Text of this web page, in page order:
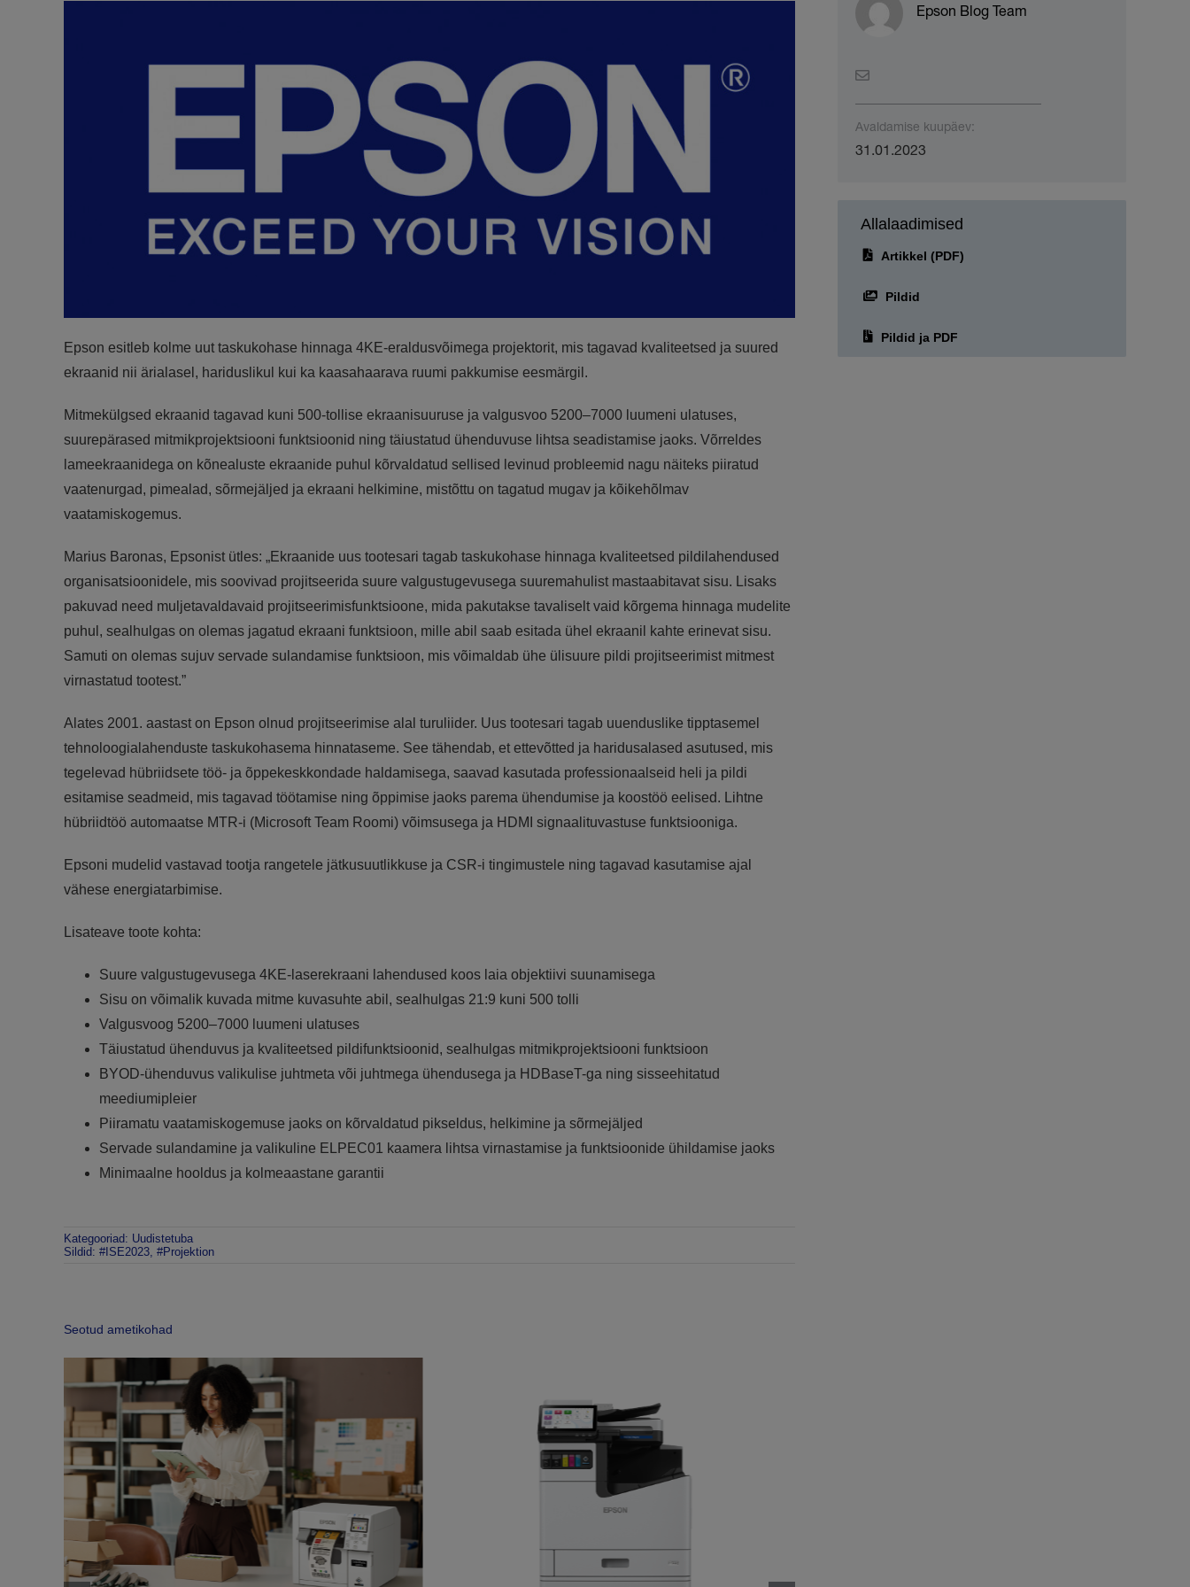
Epson esitleb kolme uut taskukohase hinnaga 4KE-eraldusvõimega projektorit, mis tagavad kvaliteetsed ja suured
ekraanid nii ärialasel, hariduslikul kui ka kaasahaarava ruumi pakkumise eesmärgil.
Mitmekülgsed ekraanid tagavad kuni 500-tollise ekraanisuuruse ja valgusvoo 5200–7000 luumeni ulatuses,
suurepärased mitmikprojektsiooni funktsioonid ning täiustatud ühenduvuse lihtsa seadistamise jaoks. Võrreldes
lameekraanidega on kõnealuste ekraanide puhul kõrvaldatud sellised levinud probleemid nagu näiteks piiratud
vaatenurgad, pimealad, sõrmejäljed ja ekraani helkimine, mistõttu on tagatud mugav ja kõikehõlmav
vaatamiskogemus.
Marius Baronas, Epsonist ütles: „Ekraanide uus tootesari tagab taskukohase hinnaga kvaliteetsed pildilahendused
organisatsioonidele, mis soovivad projitseerida suure valgustugevusega suuremahulist mastaabitavat sisu. Lisaks
pakuvad need muljetavaldavaid projitseerimisfunktsioone, mida pakutakse tavaliselt vaid kõrgema hinnaga mudelite
puhul, sealhulgas on olemas jagatud ekraani funktsioon, mille abil saab esitada ühel ekraanil kahte erinevat sisu.
Samuti on olemas sujuv servade sulandamise funktsioon, mis võimaldab ühe ülisuure pildi projitseerimist mitmest
virnastatud tootest.”
Alates 2001. aastast on Epson olnud projitseerimise alal turuliider. Uus tootesari tagab uuenduslike tipptasemel
tehnoloogialahenduste taskukohasema hinnataseme. See tähendab, et ettevõtted ja haridusalased asutused, mis
tegelevad hübriidsete töö- ja õppekeskkondade haldamisega, saavad kasutada professionaalseid heli ja pildi
esitamise seadmeid, mis tagavad töötamise ning õppimise jaoks parema ühendumise ja koostöö eelised. Lihtne
hübriidtöö automaatse MTR-i (Microsoft Team Roomi) võimsusega ja HDMI signaalituvastuse funktsiooniga.
Epsoni mudelid vastavad tootja rangetele jätkusuutlikkuse ja CSR-i tingimustele ning tagavad kasutamise ajal
vähese energiatarbimise.
Lisateave toote kohta:
Suure valgustugevusega 4KE-laserekraani lahendused koos laia objektiivi suunamisega
Sisu on võimalik kuvada mitme kuvasuhte abil, sealhulgas 21:9 kuni 500 tolli
Valgusvoog 5200–7000 luumeni ulatuses
Täiustatud ühenduvus ja kvaliteetsed pildifunktsioonid, sealhulgas mitmikprojektsiooni funktsioon
BYOD-ühenduvus valikulise juhtmeta või juhtmega ühendusega ja HDBaseT-ga ning sisseehitatud
meediumipleier
Piiramatu vaatamiskogemuse jaoks on kõrvaldatud pikseldus, helkimine ja sõrmejäljed
Servade sulandamine ja valikuline ELPEC01 kaamera lihtsa virnastamise ja funktsioonide ühildamise jaoks
Minimaalne hooldus ja kolmeaastane garantii
Kategooriad: Uudistetuba
Sildid: #ISE2023, #Projektion
Seotud ametikohad
Epson Blog Team
Avaldamise kuupäev:
31.01.2023
Allalaadimised
Artikkel (PDF)
Pildid
Pildid ja PDF